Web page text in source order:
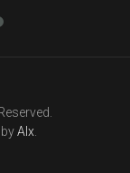
byAlx